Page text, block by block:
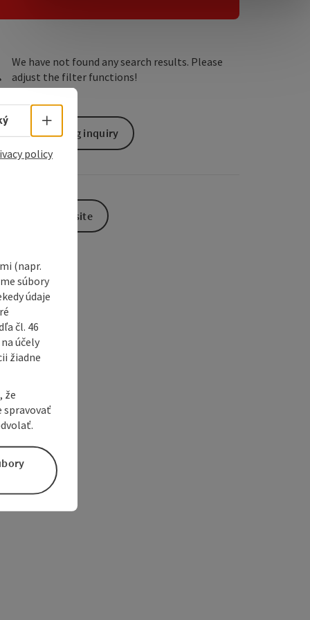
We have not found any search results. Please
adjust the filter functions!
non-binding inquiry
To the website
Select language - Open menu
policy
(napr.
súbory
údaje
čl. 46
účely
žiadne
že
spravovať